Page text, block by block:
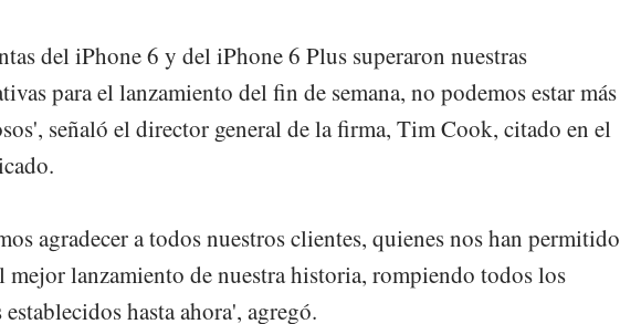
del iPhone 6 y del iPhone 6 Plus superaron nuestras
para el lanzamiento del fin de semana, no podemos estar más
señaló el director general de la firma, Tim Cook, citado en el
agradecer a todos nuestros clientes, quienes nos han permitido
mejor lanzamiento de nuestra historia, rompiendo todos los
hasta ahora', agregó.